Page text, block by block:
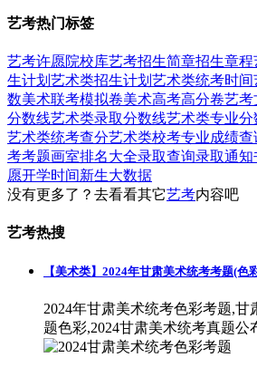
艺考热门标签
艺考许愿院校库艺考招生简章招生章程
生计划 艺术类招生计划 艺术类统考时间
数美术联考模拟卷美术高考高分卷艺考
分数线艺术类录取分数线艺术类专业分
艺术类统考查分艺术类校考专业成绩查
考考题画室排名大全录取查询录取通知
愿开学时间新生大数据
没有更多了？去看看其它艺考内容吧
艺考热搜
【美术类】2024年甘肃美术统考考题(色
2024年甘肃美术统考色彩考题,甘
题色彩,2024甘肃美术统考真题公